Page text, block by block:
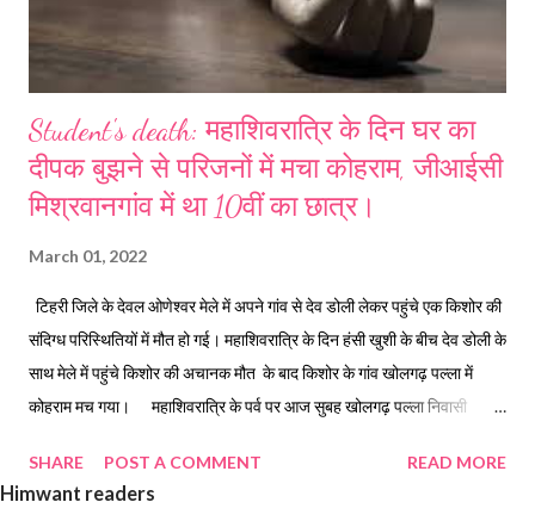
Student's death: महाशिवरात्रि के दिन घर का
दीपक बुझने से परिजनों में मचा कोहराम, जीआईसी
मिश्रवानगांव में था 10वीं का छात्र।
March 01, 2022
टिहरी जिले के देवल ओणेश्वर मेले में अपने गांव से देव डोली लेकर पहुंचे एक किशोर की
संदिग्ध परिस्थितियों में मौत हो गई। महाशिवरात्रि के दिन हंसी खुशी के बीच देव डोली के
साथ मेले में पहुंचे किशोर की अचानक मौत के बाद किशोर के गांव खोलगढ़ पल्ला में
कोहराम मच गया। महाशिवरात्रि के पर्व पर आज सुबह खोलगढ़ पल्ला निवासी
देवल ओणेश्वर मंदिर पहुंचा था। मंदिर में आयोजन स्थल पर देव डोलियों के नृत्य के
समय करीब 11 बजे वह बेहोश होकर वहीं फर्श पर गिर पड़ा। अन्य श्रद्धालु उसे
SHARE POST A COMMENT READ MORE
Himwant readers